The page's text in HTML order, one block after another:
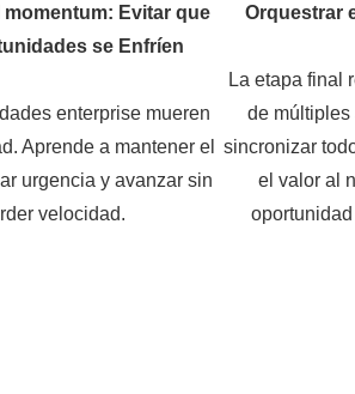
momentum: Evitar que
se Enfríen
enterprise mueren
Aprende a mantener el
urgencia y avanzar sin
velocidad.
Orquestrar
La etapa final
de múltiples
sincronizar
el valor al